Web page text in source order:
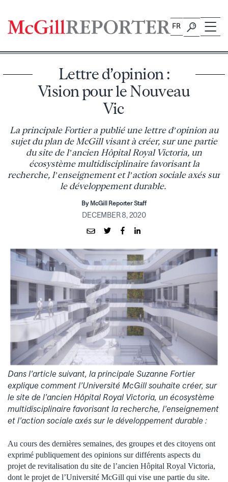
content
FR
Lettre d’opinion :
Vision pour le Nouveau
Vic
La principale Fortier a publié une lettre d’opinion au
sujet du plan de McGill visant à créer, sur une partie
du site de l’ancien Hôpital Royal Victoria, un
écosystème multidisciplinaire favorisant la
recherche, l’enseignement et l’action sociale axés sur
le développement durable.
By McGill Reporter Staff
DECEMBER 8, 2020
Dans l’article suivant, la principale Suzanne Fortier
explique comment l’Université McGill souhaite créer, sur
le site de l’ancien Hôpital Royal Victoria, un écosystème
multidisciplinaire favorisant la recherche, l’enseignement
et l’action sociale axés sur le développement durable :
Au cours des dernières semaines, des groupes et des citoyens ont
exprimé publiquement des opinions sur différents aspects du
projet de revitalisation du site de l’ancien Hôpital Royal Victoria,
dont le projet de l’Université McGill qui vise une partie du site.